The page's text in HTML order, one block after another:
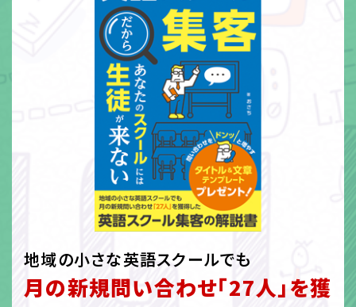
地域の小さな英語スクールでも
月の新規問い合わせ「27人」を獲